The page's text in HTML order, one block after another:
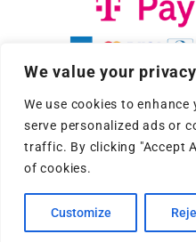
We value your privacy
We use cookies to
serve personalized ads or
traffic. By clicking "Accept
of cookies.
Customize
Copyright 2026. -